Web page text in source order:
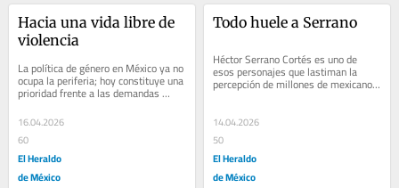
Hacia una vida libre de
violencia
La política de género en México ya no
ocupa la periferia; hoy constituye una
prioridad frente a las demandas
históricas para garantizar que...
16.04.2026
60
El Heraldo
de México
Todo huele a Serrano
Héctor Serrano Cortés es uno de
esos personajes que lastiman la
percepción de millones de mexicanos
sobre las formas de ejercer el poder.
14.04.2026
50
El Heraldo
de México